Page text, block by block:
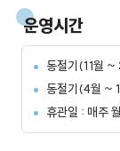
운영시간
동절기(11월 ~
동절기(4월 ~
휴관일 : 매주